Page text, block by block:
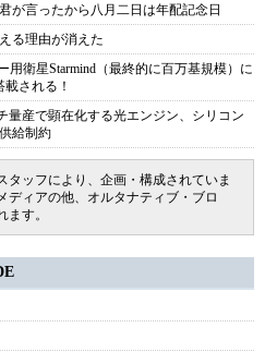
が言ったから八月二日は年配記念日
る理由が消えた
衛星Starmind（最終的に百万基規模）に
される！
量産で顕在化する光エンジン、シリコン
給制約
タッフにより、企画・構成されていま
ディアの他、オルタナティブ・ブロ
す。